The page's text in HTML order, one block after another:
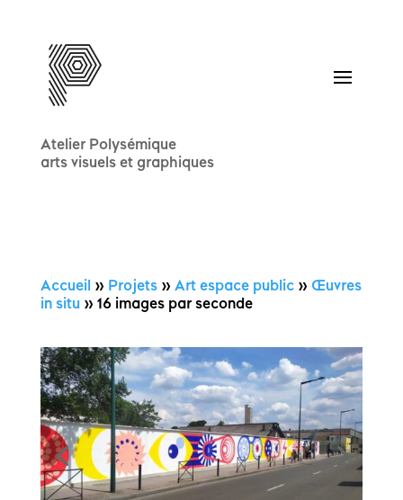
Atelier Polysémique
arts visuels et graphiques
Accueil » Projets» Art espace public» Œuvres
in situ» 16 images par seconde